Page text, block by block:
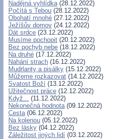
Nadějná vyhlídka(28.12.2022)
Počítá s Tebou (28.12.2022)
Obohatí mnohé (27.12.2022)
Ježíšův domov (24.12.2022)
Dát srdce (23.12.2022)
Musíme pochopit (20.12.2022)
Bez pochyb nebe (18.12.2022)
Na druhé (17.12.2022)
Nahání strach (16.12.2022)
Mudrlanty a pisálky (15.12.2022)
Můžeme rozkazovat (14.12.2022)
Svatost Boží (13.12.2022)
Užitečnost práce (12.12.2022)
Když... (11.12.2022)
Nekonečná hodnota(09.12.2022)
Cesta(06.12.2022)
Na kolenou (05.12.2022)
Bez lásky (04.12.2022)
Záležitost jiných lidí (03.12.2022)